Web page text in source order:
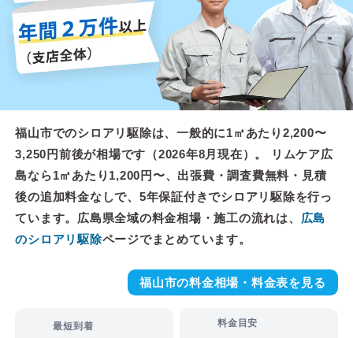
福山市でのシロアリ駆除は、一般的に1㎡あたり2,200〜
3,250円前後が相場です（2026年8月現在）。 リムケア広
島なら1㎡あたり1,200円〜、出張費・調査費無料・見積
後の追加料金なしで、5年保証付きでシロアリ駆除を行っ
ています。広島県全域の料金相場・施工の流れは、 広島
のシロアリ駆除ページでまとめています。
福山市の料金相場・料金表を見る
最短到着 料金目安